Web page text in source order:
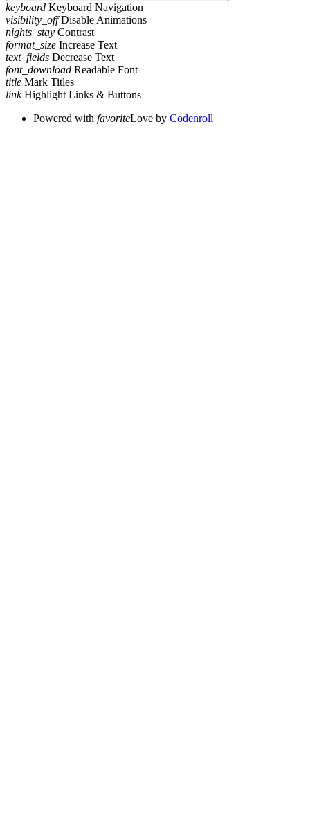
keyboard Keyboard Navigation
visibility_off Disable Animations
nights_stay Contrast
format_size Increase Text
text_fields Decrease Text
font_download Readable Font
title Mark Titles
link Highlight Links & Buttons
Powered with favoriteLove by Codenroll